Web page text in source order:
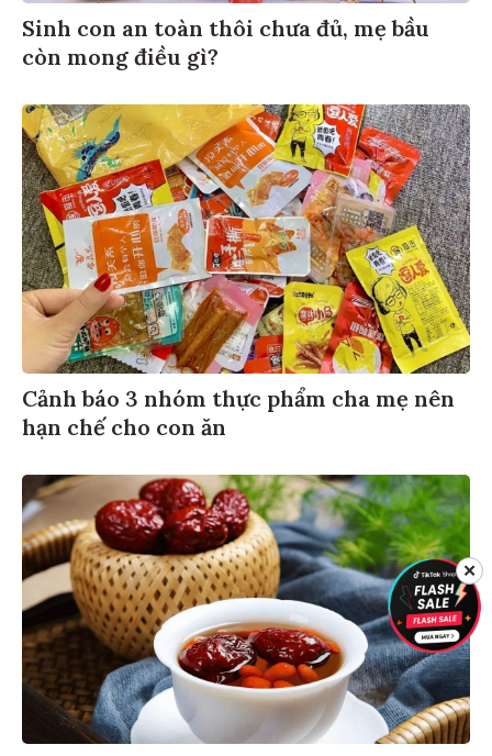
Sinh con an toàn thôi chưa đủ, mẹ bầu
còn mong điều gì?
Cảnh báo 3 nhóm thực phẩm cha mẹ nên
hạn chế cho con ăn
✕